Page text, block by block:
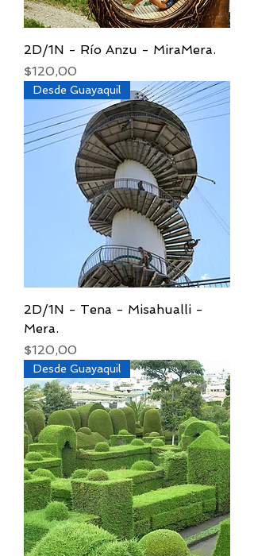
2D/1N - Río Anzu - MiraMera.
Precio
$120,00
Desde Guayaquil
2D/1N - Tena - Misahualli -
Mera.
Precio
$120,00
Desde Guayaquil